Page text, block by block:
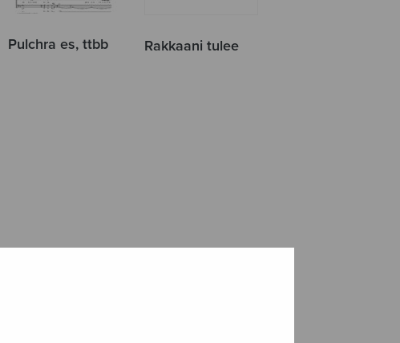
Pulchra es, ttbb Rakkaani tulee